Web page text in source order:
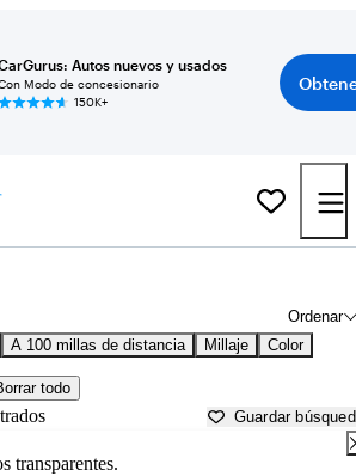
Autos nuevos y usados
Modo de concesionario
150K+
Ordenar
A 100 millas de distancia Millaje Color
todo
Guardar
transparentes.